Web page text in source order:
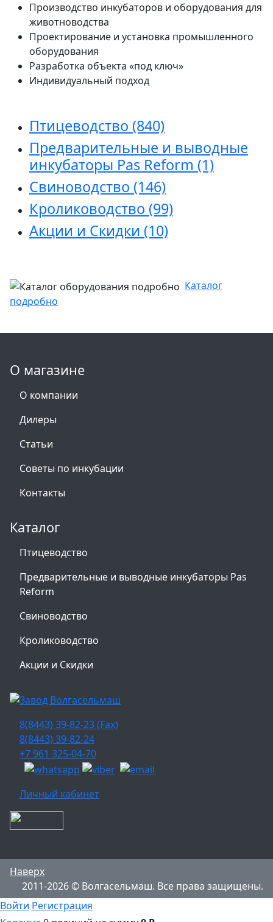
Производство инкубаторов и оборудования для
животноводства
Проектирование и установка промышленного
оборудования
Разработка объекта «под ключ»
Индивидуальный подход
Птицеводство (840)
Предварительные и выводные
инкубаторы Pas Reform (1)
Свиноводство (146)
Кролиководство (99)
Акции и Скидки (10)
Каталог
подробно
О магазине
О компании
Дилеры
Статьи
Советы по инкубации
Контакты
Каталог
Птицеводство
Предварительные и выводные инкубаторы Pas
Reform
Свиноводство
Кролиководство
Акции и Скидки
8(8443) 39-82-23 (Fax)
8(8443) 39-82-24
+7 961 325-04-70
Личный кабинет
Наверх
2011-2026 © Волгасельмаш. Все права защищены.
Войти Регистрация